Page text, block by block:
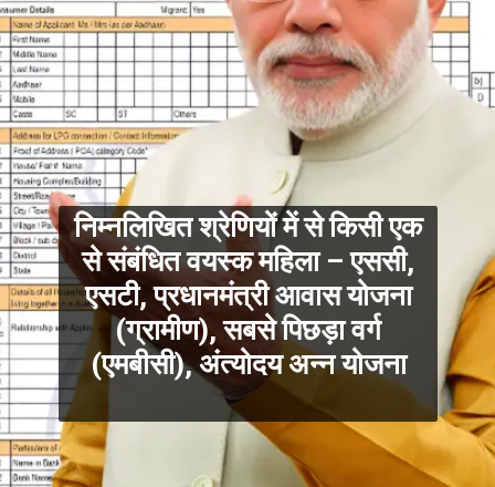
निम्नलिखित श्रेणियों में से किसी एक
से संबंधित वयस्क महिला – एससी,
एसटी, प्रधानमंत्री आवास योजना
(ग्रामीण), सबसे पिछड़ा वर्ग
(एमबीसी), अंत्योदय अन्न योजना